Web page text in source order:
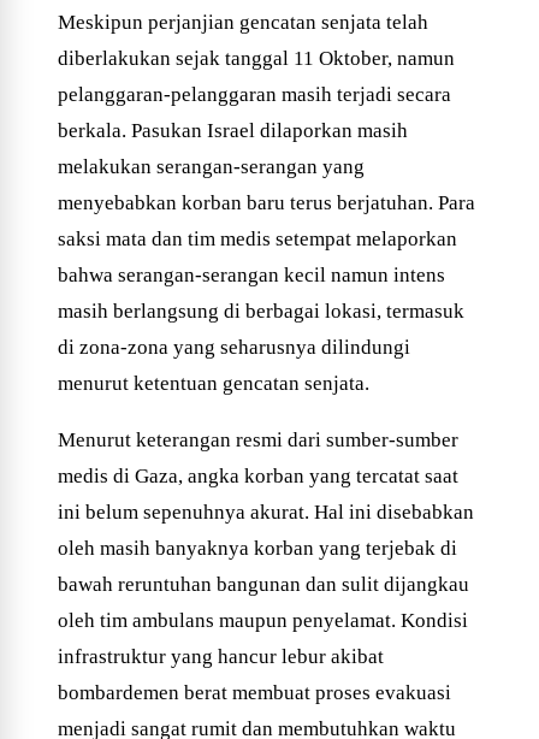
Meskipun perjanjian gencatan senjata telah
diberlakukan sejak tanggal 11 Oktober, namun
pelanggaran-pelanggaran masih terjadi secara
berkala. Pasukan Israel dilaporkan masih
melakukan serangan-serangan yang
menyebabkan korban baru terus berjatuhan. Para
saksi mata dan tim medis setempat melaporkan
bahwa serangan-serangan kecil namun intens
masih berlangsung di berbagai lokasi, termasuk
di zona-zona yang seharusnya dilindungi
menurut ketentuan gencatan senjata.
Menurut keterangan resmi dari sumber-sumber
medis di Gaza, angka korban yang tercatat saat
ini belum sepenuhnya akurat. Hal ini disebabkan
oleh masih banyaknya korban yang terjebak di
bawah reruntuhan bangunan dan sulit dijangkau
oleh tim ambulans maupun penyelamat. Kondisi
infrastruktur yang hancur lebur akibat
bombardemen berat membuat proses evakuasi
menjadi sangat rumit dan membutuhkan waktu